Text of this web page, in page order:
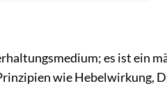
es ist ein
wie Hebelwirkung,